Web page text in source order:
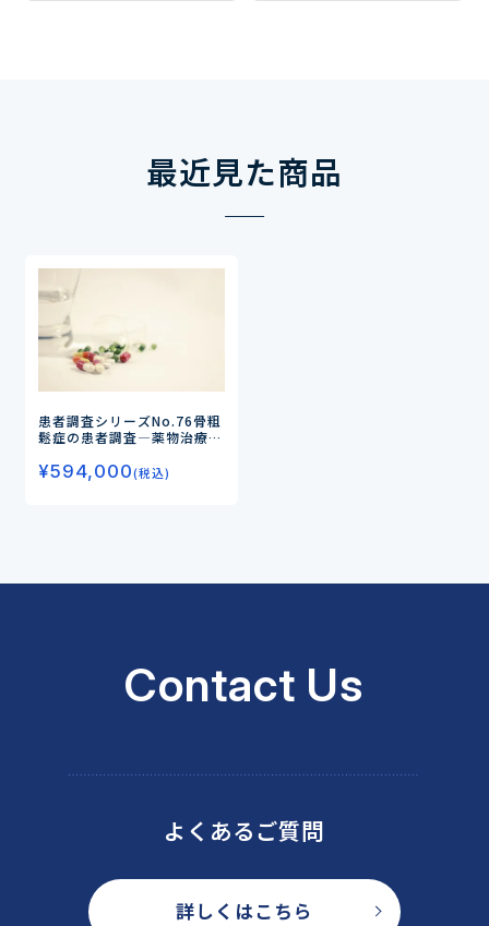
最近見た商品
患者調査シリーズNo.76骨粗
鬆症の患者調査―薬物治療の
対する受容性とニーズを探る
¥594,000(税込)
Contact Us
よくあるご質問
詳しくはこちら